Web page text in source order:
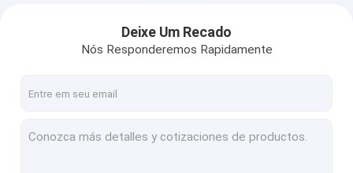
Aquecedor de cabelo endireitador
Encrespador de cabelo elétrico
Deixe Um Recado
Nós Responderemos Rapidamente